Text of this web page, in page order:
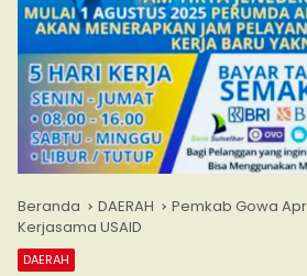
Beranda DAERAH
Pemkab Gowa
Kerjasama USAID
DAERAH